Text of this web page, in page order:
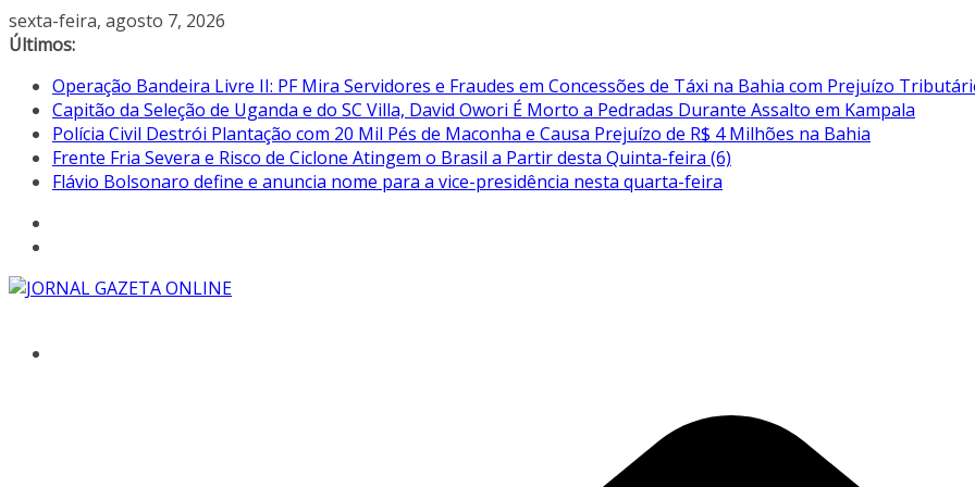
Pular
para
conteúdo
sexta-feira, agosto 7, 2026
Últimos:
Operação Bandeira Livre II: PF Mira Servidores e Fraudes em Concessões de Táxi na Bahia com Prejuízo
Capitão da Seleção de Uganda e do SC Villa, David Owori É Morto a Pedradas Durante Assalto em Kampala
Polícia Civil Destrói Plantação com 20 Mil Pés de Maconha e Causa Prejuízo de R$ 4 Milhões na Bahia
Frente Fria Severa e Risco de Ciclone Atingem o Brasil a Partir desta Quinta-feira (6)
Flávio Bolsonaro define e anuncia nome para a vice-presidência nesta quarta-feira